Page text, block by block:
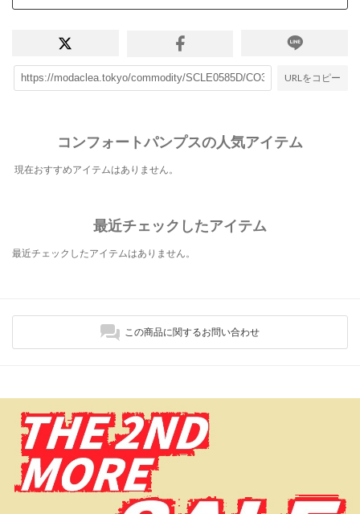
URLをコピー
コンフォートパンプスの人気アイテム
現在おすすめアイテムはありません。
最近チェックしたアイテム
最近チェックしたアイテムはありません。
この商品に関するお問い合わせ